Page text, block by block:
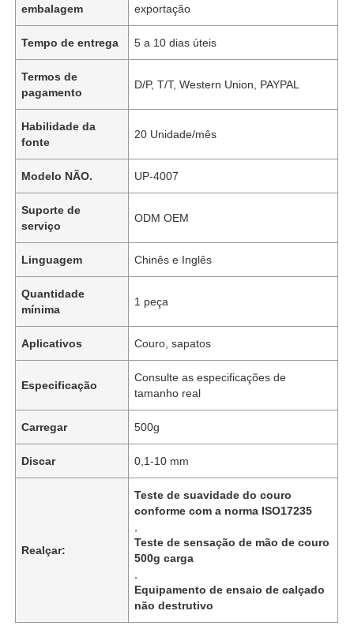
embalagem
exportação
Tempo de entrega 5 a 10 dias úteis
Termos de
pagamento
D/P, T/T, Western Union, PAYPAL
Habilidade da
fonte
20 Unidade/mês
Modelo NÃO. UP-4007
Suporte de
serviço
ODM OEM
Linguagem Chinês e Inglês
Quantidade
mínima
1 peça
Aplicativos Couro, sapatos
Especificação
Consulte as especificações de
tamanho real
Carregar 500g
Discar 0,1-10 mm
Realçar:
Teste de suavidade do couro
conforme com a norma ISO17235
Teste de sensação de mão de couro
500g carga
Equipamento de ensaio de calçado
não destrutivo